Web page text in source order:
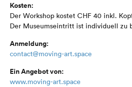
Kosten:
Der Workshop kostet CHF 40 inkl.
Der Museumseintritt ist individuell zu
Anmeldung:
contact@moving-art.space
Ein Angebot von:
www.moving-art.space